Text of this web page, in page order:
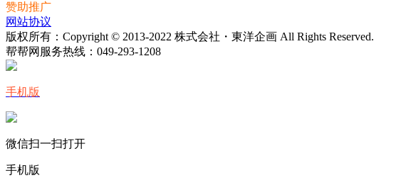
赞助推广
网站协议
版权所有：Copyright © 2013-2022 株式会社・東洋企画 All Rights Reserved.
帮帮网服务热线： 049-293-1208
手机版
微信扫一扫打开
手机版